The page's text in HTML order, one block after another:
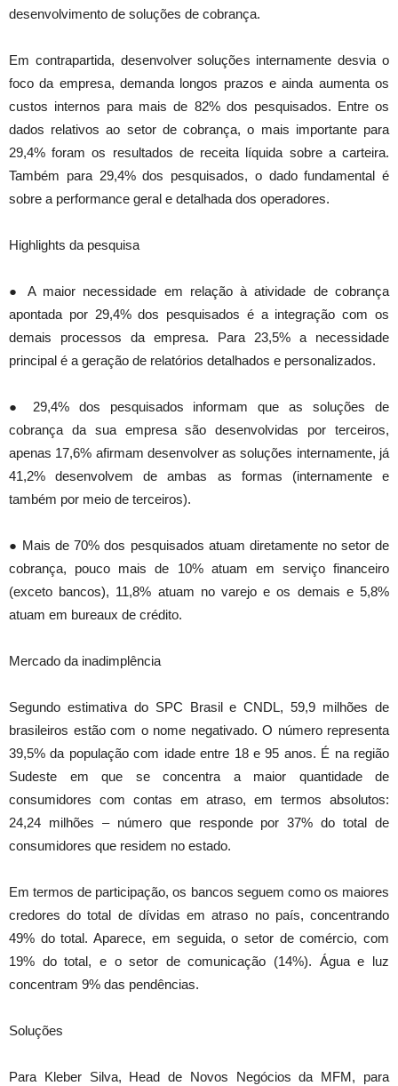
desenvolvimento de soluções de cobrança.
Em contrapartida, desenvolver soluções internamente desvia o
foco da empresa, demanda longos prazos e ainda aumenta os
custos internos para mais de 82% dos pesquisados. Entre os
dados relativos ao setor de cobrança, o mais importante para
29,4% foram os resultados de receita líquida sobre a carteira.
Também para 29,4% dos pesquisados, o dado fundamental é
sobre a performance geral e detalhada dos operadores.
Highlights da pesquisa
● A maior necessidade em relação à atividade de cobrança
apontada por 29,4% dos pesquisados é a integração com os
demais processos da empresa. Para 23,5% a necessidade
principal é a geração de relatórios detalhados e personalizados.
● 29,4% dos pesquisados informam que as soluções de
cobrança da sua empresa são desenvolvidas por terceiros,
apenas 17,6% afirmam desenvolver as soluções internamente, já
41,2% desenvolvem de ambas as formas (internamente e
também por meio de terceiros).
● Mais de 70% dos pesquisados atuam diretamente no setor de
cobrança, pouco mais de 10% atuam em serviço financeiro
(exceto bancos), 11,8% atuam no varejo e os demais e 5,8%
atuam em bureaux de crédito.
Mercado da inadimplência
Segundo estimativa do SPC Brasil e CNDL, 59,9 milhões de
brasileiros estão com o nome negativado. O número representa
39,5% da população com idade entre 18 e 95 anos. É na região
Sudeste em que se concentra a maior quantidade de
consumidores com contas em atraso, em termos absolutos:
24,24 milhões – número que responde por 37% do total de
consumidores que residem no estado.
Em termos de participação, os bancos seguem como os maiores
credores do total de dívidas em atraso no país, concentrando
49% do total. Aparece, em seguida, o setor de comércio, com
19% do total, e o setor de comunicação (14%). Água e luz
concentram 9% das pendências.
Soluções
Para Kleber Silva, Head de Novos Negócios da MFM, para